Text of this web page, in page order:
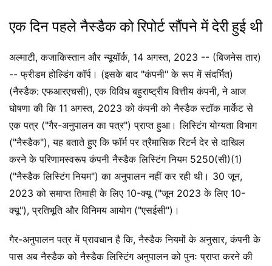
एक दिन पहले नैस्डैक को रिपोर्ट सौंपने में देरी हुई थी
अल्माटी, कजाकिस्तान और न्यूयॉर्क, 14 अगस्त, 2023 -- (बिजनेस तार)
-- फ्रीडम होल्डिंग कॉर्प। (इसके बाद "कंपनी" के रूप में संदर्भित)
(नैस्डैक: एफआरएचसी), एक विविध बहुराष्ट्रीय वित्तीय कंपनी, ने आज
घोषणा की कि 11 अगस्त, 2023 को कंपनी को नैस्डैक स्टॉक मार्केट से
एक पत्र ("गैर-अनुपालन का पत्र") प्राप्त हुआ। लिस्टिंग योग्यता विभाग
("नैस्डैक"), यह बताते हुए कि फॉर्म पर त्रैमासिक रिटर्न देर से दाखिल
करने के परिणामस्वरूप कंपनी नैस्डैक लिस्टिंग नियम 5250(सी)(1)
("नैस्डैक लिस्टिंग नियम") का अनुपालन नहीं कर रही थी। 30 जून,
2023 को समाप्त तिमाही के लिए 10-क्यू ("जून 2023 के लिए 10-
क्यू"), प्रतिभूति और विनिमय आयोग ("एसईसी")।
गैर-अनुपालन पत्र में प्रावधान है कि, नैस्डैक नियमों के अनुसार, कंपनी के
पास अब नैस्डैक को नैस्डैक लिस्टिंग अनुपालन को पुनः प्राप्त करने की